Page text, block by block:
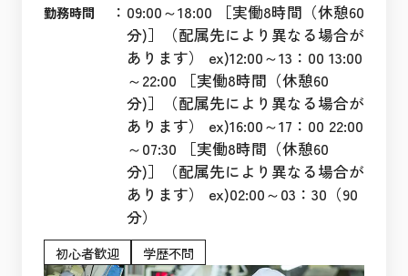
勤務時間 ： 09:00～18:00 ［実働8時間（休憩60
分)］（配属先により異なる場合が
あります） ex)12:00～13：00 13:00
～22:00 ［実働8時間（休憩60
分)］（配属先により異なる場合が
あります） ex)16:00～17：00 22:00
～07:30 ［実働8時間（休憩60
分)］（配属先により異なる場合が
あります） ex)02:00～03：30（90
分）
初心者歓迎 学歴不問